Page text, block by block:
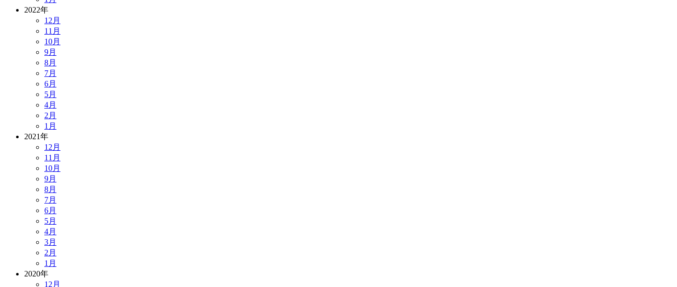
2022年
12月
11月
10月
9月
8月
7月
6月
5月
4月
2月
1月
2021年
12月
11月
10月
9月
8月
7月
6月
5月
4月
3月
2月
1月
2020年
12月